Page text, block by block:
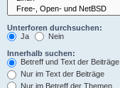
Unterforen durchsuchen:
Ja
Nein
Innerhalb suchen:
Betreff und Text der Beiträge
Nur im Text der Beiträge
Nur im Betreff der Themen